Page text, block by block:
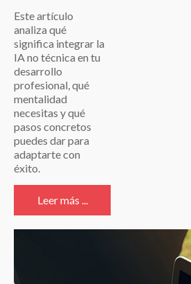
Este artículo
analiza qué
significa integrar la
IA no técnica en tu
desarrollo
profesional, qué
mentalidad
necesitas y qué
pasos concretos
puedes dar para
adaptarte con
éxito.
Leer más ...